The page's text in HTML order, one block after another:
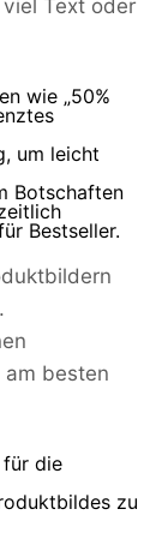
Text oder
wie „50%
um leicht
Botschaften
Bestseller.
besten
für die
zu